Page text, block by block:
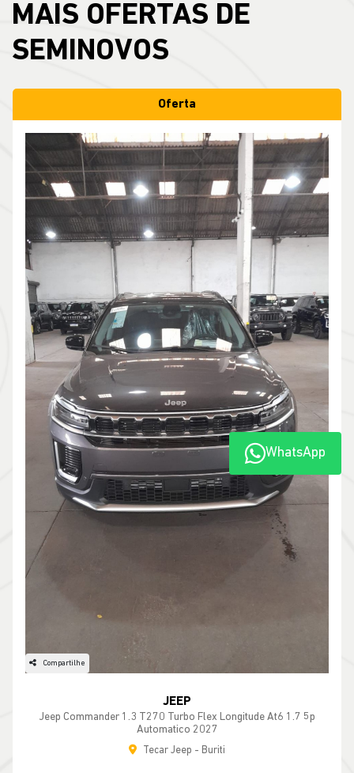
MAIS OFERTAS DE
SEMINOVOS
Oferta
Compartilhe
JEEP
Jeep Commander 1.3 T270 Turbo Flex Longitude At6 1.7 5p
Automatico 2027
Tecar Jeep - Buriti
WhatsApp